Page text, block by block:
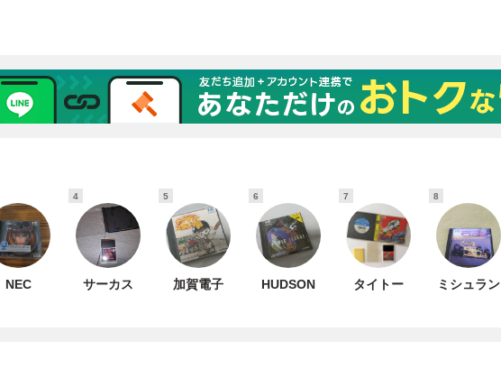
NEC
4
サーカス
5
加賀電子
6
HUDSON
7
タイトー
8
ミシュラン